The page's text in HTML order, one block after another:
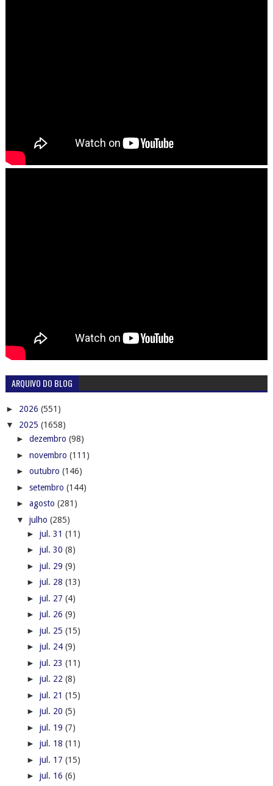
ARQUIVO DO BLOG
► 2026 (551)
▼ 2025 (1658)
► dezembro (98)
► novembro (111)
► outubro (146)
► setembro (144)
► agosto (281)
▼ julho (285)
► jul. 31 (11)
► jul. 30 (8)
► jul. 29 (9)
► jul. 28 (13)
► jul. 27 (4)
► jul. 26 (9)
► jul. 25 (15)
► jul. 24 (9)
► jul. 23 (11)
► jul. 22 (8)
► jul. 21 (15)
► jul. 20 (5)
► jul. 19 (7)
► jul. 18 (11)
► jul. 17 (15)
► jul. 16 (6)